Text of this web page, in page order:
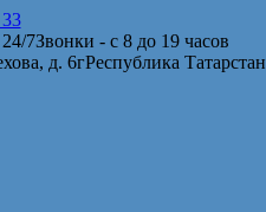
7Звонки - с 8 до 19 часов
д. 6гРеспублика Татарстан